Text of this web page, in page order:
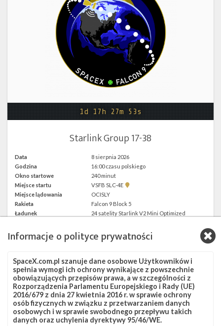
Facebook
Kalendarze
1d 17h 27m 53s
Starlink Group 17-38
Data
8 sierpnia 2026
Godzina
16:00 czasu polskiego
Okno startowe
240 minut
Miejsce startu
VSFB SLC-4E
Pokaż
SLC-
4E w
Google
Miejsce lądowania
OCISLY
Rakieta
Falcon 9 Block 5
Ładunek
24 satelity Starlink V2 Mini Optimized
Informacje o polityce prywatności
SpaceX.com.pl szanuje dane osobowe Użytkowników i
spełnia wymogi ich ochrony wynikające z powszechnie
obowiązujących przepisów prawa, a w szczególności z
Rozporządzenia Parlamentu Europejskiego i Rady (UE)
2016/679 z dnia 27 kwietnia 2016 r. w sprawie ochrony
osób fizycznych w związku z przetwarzaniem danych
osobowych i w sprawie swobodnego przepływu takich
danych oraz uchylenia dyrektywy 95/46/WE.